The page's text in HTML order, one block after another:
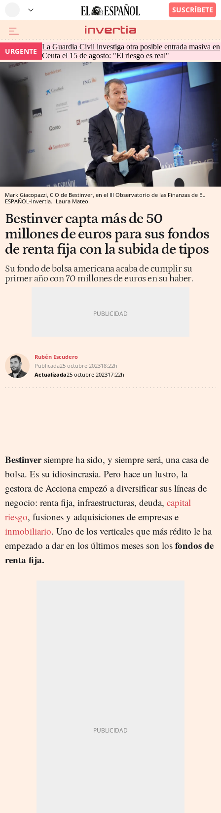
URGENTE
La Guardia Civil investiga otra posible entrada masiva en
Ceuta el 15 de agosto: "El riesgo es real"
Mark Giacopazzi, CIO de Bestinver, en el III Observatorio de las Finanzas de EL
ESPAÑOL-Invertia. Laura Mateo.
Bestinver capta más de 50
millones de euros para sus fondos
de renta fija con la subida de tipos
Su fondo de bolsa americana acaba de cumplir su
primer año con 70 millones de euros en su haber.
Rubén Escudero
Publicada25 octubre 202318:22h
Actualizada25 octubre 202317:22h
Bestinversiempre ha sido, y siempre será, una casa de
bolsa. Es su idiosincrasia. Pero hace un lustro, la
gestora de Acciona empezó a diversificar sus líneas de
negocio: renta fija, infraestructuras, deuda, capital
riesgo, fusiones y adquisiciones de empresas e
inmobiliario. Uno de los verticales que más rédito le ha
empezado a dar en los últimos meses son los fondos de
renta fija.